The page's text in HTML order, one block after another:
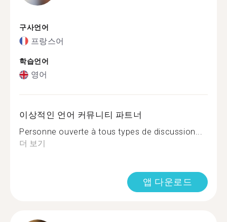
구사언어
프랑스어
학습언어
영어
이상적인 언어 커뮤니티 파트너
Personne ouverte à tous types de discussion...
더 보기
앱 다운로드